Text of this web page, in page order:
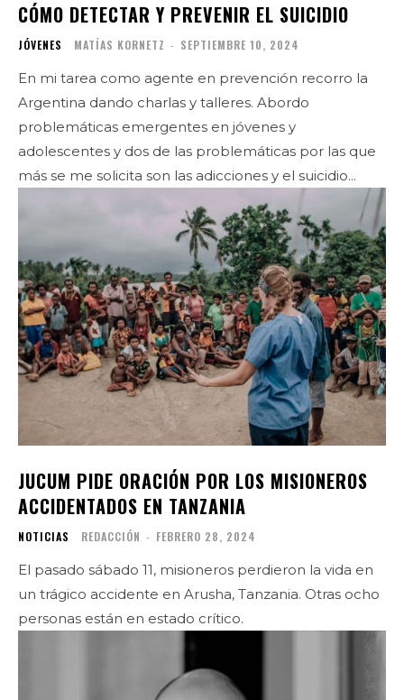
CÓMO DETECTAR Y PREVENIR EL SUICIDIO
JÓVENES MATÍAS KORNETZ - SEPTIEMBRE 10, 2024
En mi tarea como agente en prevención recorro la
Argentina dando charlas y talleres. Abordo
problemáticas emergentes en jóvenes y
adolescentes y dos de las problemáticas por las que
más se me solicita son las adicciones y el suicidio...
JUCUM PIDE ORACIÓN POR LOS MISIONEROS
ACCIDENTADOS EN TANZANIA
NOTICIAS REDACCIÓN - FEBRERO 28, 2024
El pasado sábado 11, misioneros perdieron la vida en
un trágico accidente en Arusha, Tanzania. Otras ocho
personas están en estado crítico.